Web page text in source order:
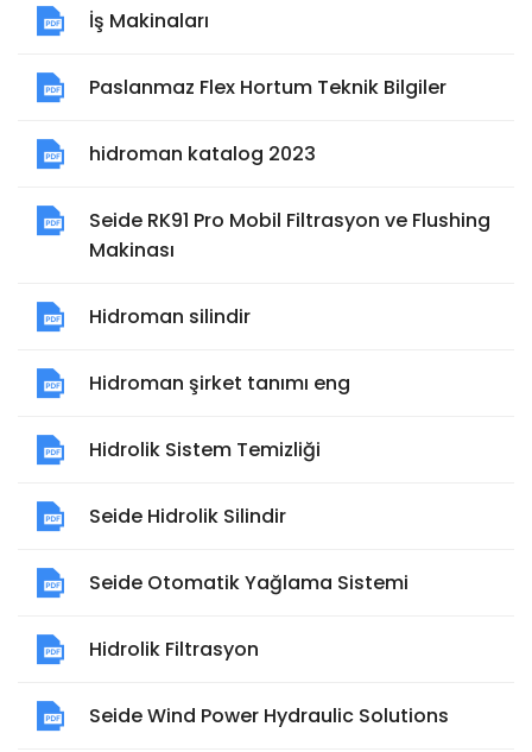
İş Makinaları
Paslanmaz Flex Hortum Teknik Bilgiler
hidroman katalog 2023
Seide RK91 Pro Mobil Filtrasyon ve Flushing
Makinası
Hidroman silindir
Hidroman şirket tanımı eng
Hidrolik Sistem Temizliği
Seide Hidrolik Silindir
Seide Otomatik Yağlama Sistemi
Hidrolik Filtrasyon
Seide Wind Power Hydraulic Solutions